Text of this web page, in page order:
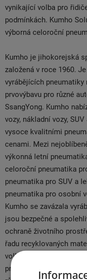
vynikající volba pro
podmínkách. Kumho
výborná celoroční
Kumho je jihokorejská
založená v roce 1960.
vyrábějících pneumatiky
prvovýbavu pro různé
SsangYong. Kumho
vozy, nákladní vozy,
vysoce kvalitními
cenami. Mezi
výkonná letní
celoroční pneumatika
pneumatika pro SUV a
pneumatika pro osobní
Kumho se zavázala
jsou bezpečné a
ochraně životního
řadu recyklovaných
volbou pro řidiče, kteří
pneumatiky. Společnost